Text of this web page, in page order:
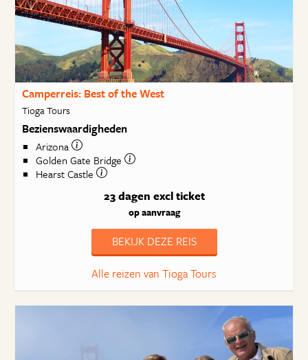
Camperreis: Best of the West
Tioga Tours
Bezienswaardigheden
Arizona
Golden Gate Bridge
Hearst Castle
23 dagen excl ticket
op aanvraag
BEKIJK DEZE REIS
Alle reizen van Tioga Tours